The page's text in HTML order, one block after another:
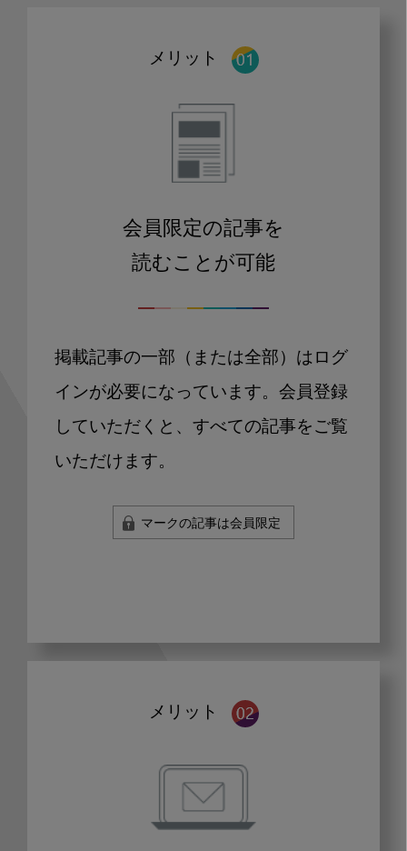
メリット
会員限定の記事を
読むことが可能
掲載記事の一部（または全部）はログ
インが必要になっています。会員登録
していただくと、すべての記事をご覧
いただけます。
マークの記事は会員限定
メリット